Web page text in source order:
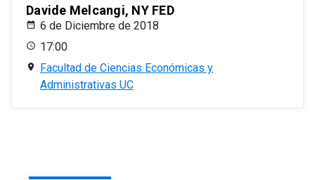
Davide Melcangi, NY FED
6 de Diciembre de 2018
17:00
Facultad de Ciencias Económicas y
Administrativas UC